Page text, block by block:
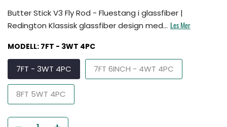
Butter Stick V3 Fly Rod - Fluestang i glassfiber |
Redington Klassisk glassfiber design med... Les Mer
MODELL: 7FT - 3WT 4PC
7FT - 3WT 4PC 7FT 6INCH - 4WT 4PC
8FT 5WT 4PC